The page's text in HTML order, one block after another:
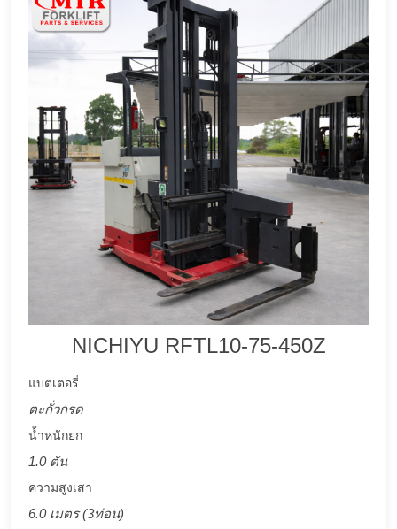
NICHIYU RFTL10-75-450Z
แบตเตอรี่
ตะกั่วกรด
น้ำหนักยก
1.0 ตัน
ความสูงเสา
6.0 เมตร (3ท่อน)